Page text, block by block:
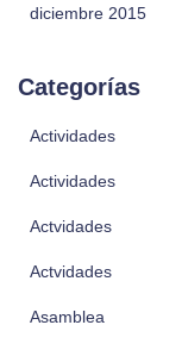
diciembre 2015
Categorías
Actividades
Actividades
Actvidades
Actvidades
Asamblea